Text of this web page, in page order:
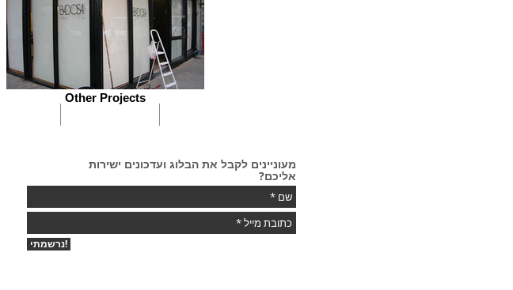
Other Projects
מעוניינים לקבל את הבלוג ועדכונים ישירות
אליכם?
נרשמתי!